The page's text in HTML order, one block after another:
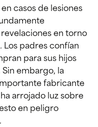
casos de lesiones
en torno
Los padres confían
para sus hijos
embargo, la
fabricante
arrojado luz sobre
en peligro